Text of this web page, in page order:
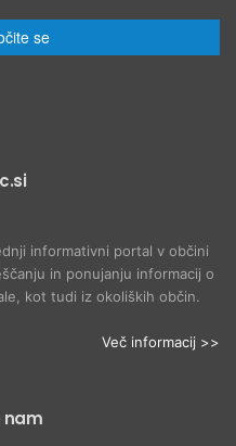
se
informativni portal v občini
in ponujanju informacij o
kot tudi iz okoliških občin.
Več informacij >>
nam